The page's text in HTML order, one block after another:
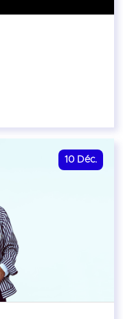
10 Déc.